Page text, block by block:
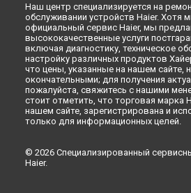
Наш центр специализируется на
обслуживании устройств Haier. Хотя
официальный сервис Haier, мы
высококачественные услуги
включая диагностику, техническое
настройку различных продуктов
что цены, указанные на нашем сайте,
окончательными; для получения
пожалуйста, свяжитесь с нашими
стоит отметить, что торговая марка
нашем сайте, зарегистрирована и
только для информационных целей.
© 2026 Специализированный
Haier.